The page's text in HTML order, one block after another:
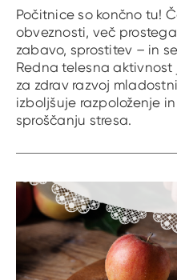
Počitnice so končno tu!
obveznosti, več
zabavo, sprostitev – in
Redna telesna
za zdrav razvoj
izboljšuje razpoloženje
sproščanju stresa.